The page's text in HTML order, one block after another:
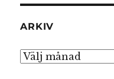
ARKIV
Arkiv